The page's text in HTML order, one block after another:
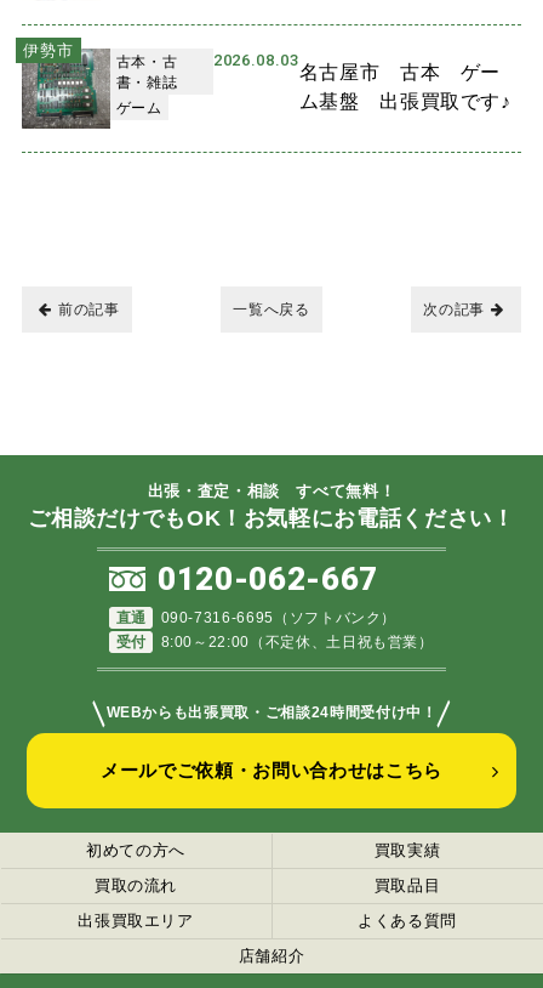
伊勢市
古本・古
書・雑誌
ゲーム
2026.08.03
名古屋市 古本 ゲー
ム基盤 出張買取です♪
次の記事
一覧へ戻る
前の記事
出張・査定・相談 すべて無料！
ご相談だけでもOK！お気軽にお電話ください！
0120-062-667
直通
090-7316-6695（ソフトバンク）
受付
8:00～22:00（不定休、土日祝も営業）
＼WEBからも出張買取・ご相談24時間受付け中！ ／
メールでご依頼・お問い合わせはこちら
初めての方へ
買取実績
買取の流れ
買取品目
出張買取エリア
よくある質問
店舗紹介